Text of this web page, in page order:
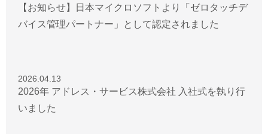
【お知らせ】日本マイクロソフトより「ゼロタッチデ
バイス管理パートナー」として認定されました
2026.04.13
2026年 アドレス・サービス株式会社 入社式を執り行
いました